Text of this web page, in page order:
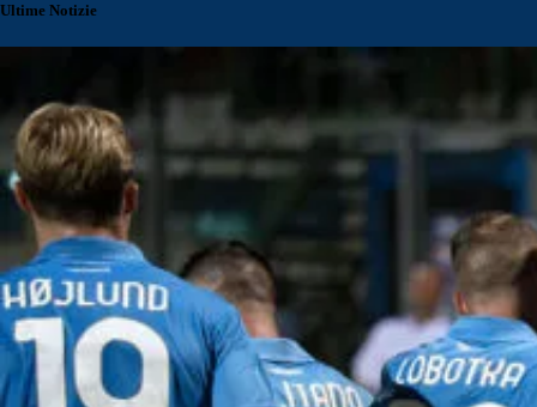
Ultime Notizie